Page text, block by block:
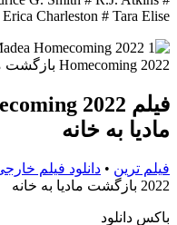
Charleston # Tara Elise
مادیا به خانه
فیلم ترین • دانلود فیلم
2022 بازگشت مادیا به خانه
باکس دانلود